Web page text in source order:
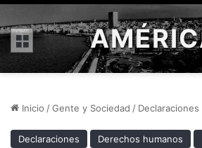
Menú
Inicio /Gente y Sociedad / Declaraciones
Declaraciones Derechos humanos